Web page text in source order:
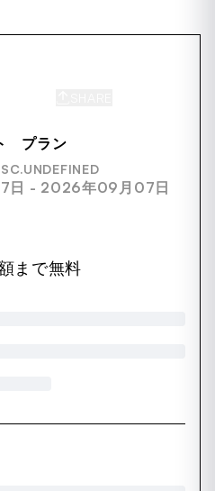
プラン
日 - 2026年09月07日
まで無料